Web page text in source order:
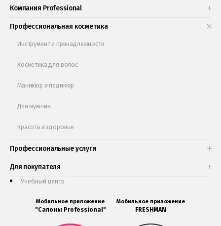
Компания Professional
Профессиональная косметика
Инструмент и принадлежности
Косметика для волос
Маникюр и педикюр
Для мужчин
Красота и здоровье
Профессиональные услуги
Для покупателя
Обучающее видео
Учебный центр
Мобильное приложение
"Салоны Professional"
Мобильное приложение
FRESHMAN